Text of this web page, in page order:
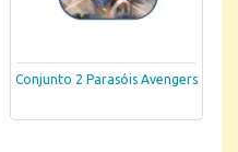
Conjunto 2 Parasóis Avengers